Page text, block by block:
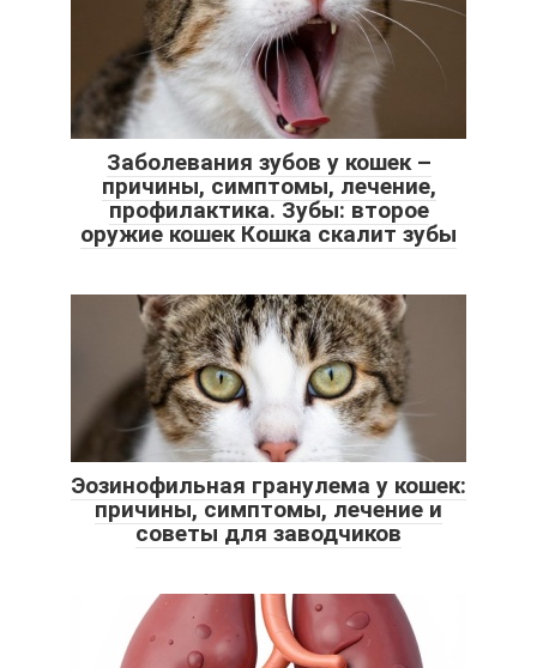
Заболевания зубов у кошек –
причины, симптомы, лечение,
профилактика. Зубы: второе
оружие кошек Кошка скалит зубы
Эозинофильная гранулема у кошек:
причины, симптомы, лечение и
советы для заводчиков